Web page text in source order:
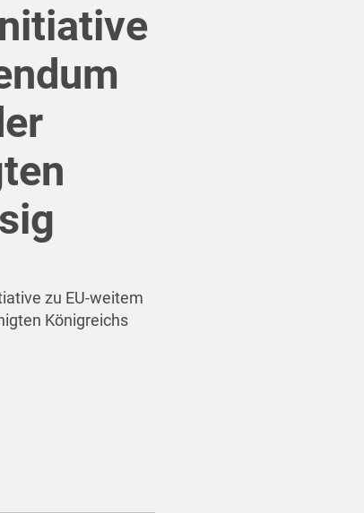
zu EU-weitem
Königreichs